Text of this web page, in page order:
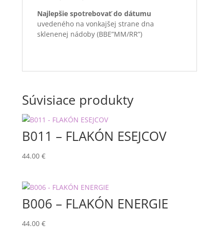
Najlepšie spotrebovať do dátumu
uvedeného na vonkajšej strane dna
sklenenej nádoby (BBE”MM/RR”)
Súvisiace produkty
B011 – FLAKÓN ESEJCOV
44.00 €
B006 – FLAKÓN ENERGIE
44.00 €